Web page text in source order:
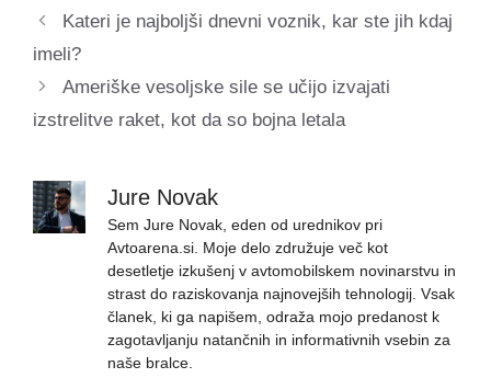
Kateri je najboljši dnevni voznik, kar ste jih kdaj
imeli?
Ameriške vesoljske sile se učijo izvajati
izstrelitve raket, kot da so bojna letala
Jure Novak
Sem Jure Novak, eden od urednikov pri
Avtoarena.si. Moje delo združuje več kot
desetletje izkušenj v avtomobilskem novinarstvu in
strast do raziskovanja najnovejših tehnologij. Vsak
članek, ki ga napišem, odraža mojo predanost k
zagotavljanju natančnih in informativnih vsebin za
naše bralce.